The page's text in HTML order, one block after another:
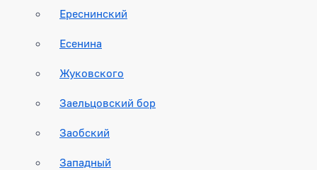
Ереснинский
Есенина
Жуковского
Заельцовский бор
Заобский
Западный